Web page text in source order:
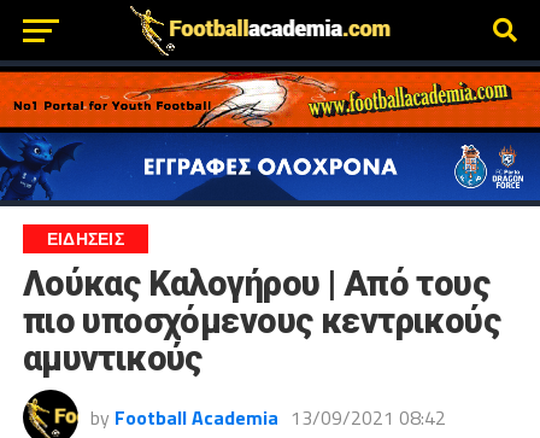
ΕΙΔΗΣΕΙΣ
Λούκας Καλογήρου | Από τους
πιο υποσχόμενους κεντρικούς
αμυντικούς
by Football Academia 13/09/2021 08:42